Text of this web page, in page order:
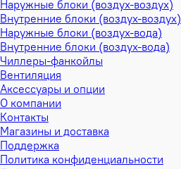
Наружные блоки (воздух-воздух)
Внутренние блоки (воздух-воздух)
Наружные блоки (воздух-вода)
Внутренние блоки (воздух-вода)
Чиллеры-фанкойлы
Вентиляция
Аксессуары и опции
О компании
Контакты
Магазины и доставка
Поддержка
Политика конфиденциальности